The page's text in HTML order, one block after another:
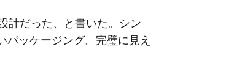
計だった、と書いた。シン
ッケージング。完璧に見え